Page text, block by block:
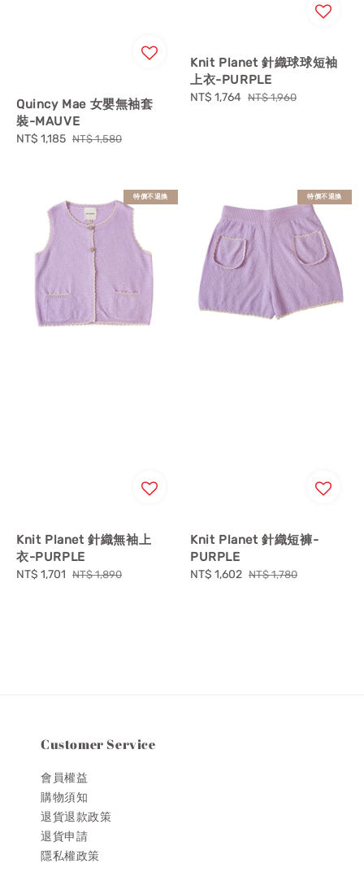
Quincy Mae 女嬰無袖套
裝-MAUVE
Sale
NT$ 1,185 Regular
NT$ 1,580
Knit Planet 針織球球短袖
上衣-PURPLE
Sale
NT$ 1,764 Regular
NT$ 1,960
特價不退換
Knit Planet 針織無袖上
衣-PURPLE
Sale
NT$ 1,701 Regular
NT$ 1,890
特價不退換
Knit Planet 針織短褲-
PURPLE
Sale
NT$ 1,602 Regular
NT$ 1,780
Customer Service
會員權益
購物須知
退貨退款政策
退貨申請
隱私權政策